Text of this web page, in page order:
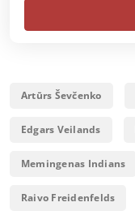
Artūrs Ševčenko
Edgars Veilands
Memingenas Indians
Raivo Freidenfelds